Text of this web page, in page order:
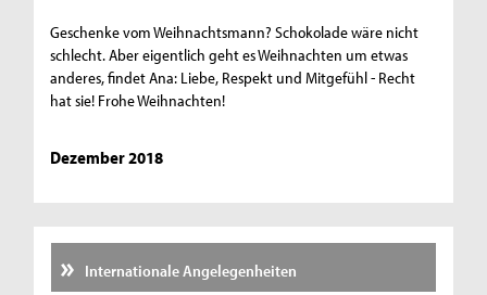
Geschenke vom Weihnachtsmann? Schokolade wäre nicht
schlecht. Aber eigentlich geht es Weihnachten um etwas
anderes, findet Ana: Liebe, Respekt und Mitgefühl - Recht
hat sie! Frohe Weihnachten!
Dezember 2018
Internationale Angelegenheiten